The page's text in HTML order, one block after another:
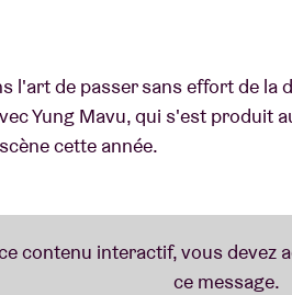
l'art de passer sans effort de
Yung Mavu, qui s'est produit
cette année.